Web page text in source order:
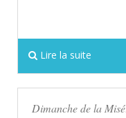
Lire la suite
Dimanche de la